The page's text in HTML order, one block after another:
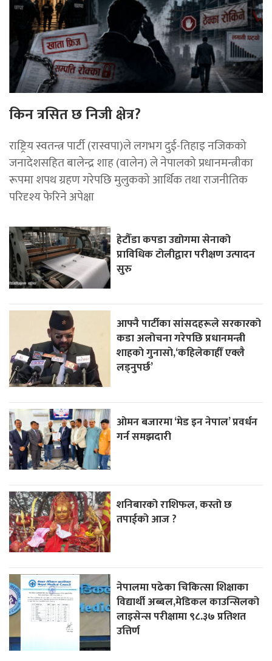
किन त्रसित छ निजी क्षेत्र?
राष्ट्रिय स्वतन्त्र पार्टी (रास्वपा)ले लगभग दुई-तिहाइ नजिकको
जनादेशसहित बालेन्द्र शाह (वालेन) ले नेपालको प्रधानमन्त्रीका
रूपमा शपथ ग्रहण गरेपछि मुलुकको आर्थिक तथा राजनीतिक
परिदृश्य फेरिने अपेक्षा
हेटौँडा कपडा उद्योगमा सेनाको
प्राविधिक टोलीद्वारा परीक्षण उत्पादन
सुरु
आफ्नै पार्टीका सांसदहरूले सरकारको
कडा अलोचना गरेपछि प्रधानमन्त्री
शाहकाे गुनासाे,‘कहिलेकाहीँ एक्लै
लड्नुपर्छ’
ओमन बजारमा ‘मेड इन नेपाल’ प्रवर्धन
गर्न समझदारी
शनिबारको राशिफल, कस्तो छ
तपाईको आज ?
नेपालमा पढेका चिकित्सा शिक्षाका
विद्यार्थी अब्बल,मेडिकल काउन्सिलको
लाइसेन्स परीक्षामा ९८.३७ प्रतिशत
उत्तिर्ण